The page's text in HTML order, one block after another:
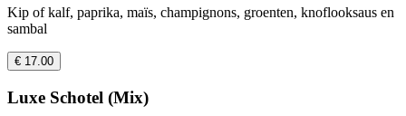
Kip of kalf, paprika, maïs, champignons, groenten, knoflooksaus en
sambal
€ 17.00
Luxe Schotel (Mix)